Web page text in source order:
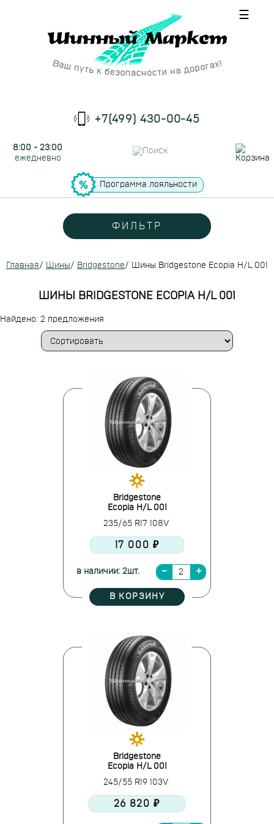
☰
+7(499) 430-00-45
8:00 - 23:00
ежедневно
Программа лояльности
ФИЛЬТР
Главная/ Шины/ Bridgestone/ Шины Bridgestone Ecopia H/L 001
ШИНЫ BRIDGESTONE ECOPIA H/L 001
Найдено: 2 предложения
Bridgestone
Ecopia H/L 001
235/65 R17 108V
17 000 ₽
в наличии: 2шт.
В КОРЗИНУ
Bridgestone
Ecopia H/L 001
245/55 R19 103V
26 820 ₽